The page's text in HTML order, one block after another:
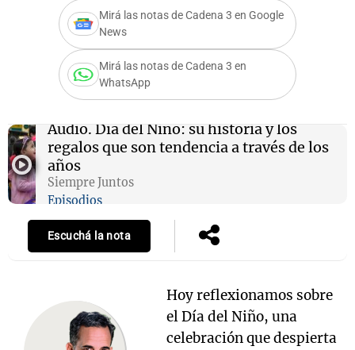
Mirá las notas de Cadena 3 en Google
News
Mirá las notas de Cadena 3 en
WhatsApp
Audio. Día del Niño: su historia y los
regalos que son tendencia a través de los
años
Siempre Juntos
Episodios
Escuchá la nota
Hoy reflexionamos sobre
el Día del Niño, una
celebración que despierta
Mundial 2026